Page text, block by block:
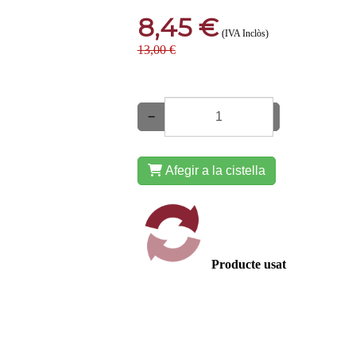
8,45 € (IVA Inclòs)
13,00 €
−
Afegir a la cistella
Producte usat